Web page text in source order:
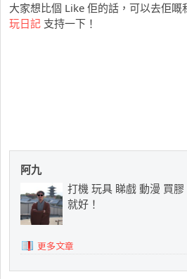
大家想比個 Like 佢的話，可以去佢嘅
玩日記 支持一下！
阿九
打機 玩具 睇戲 動漫 買
就好！
更多文章